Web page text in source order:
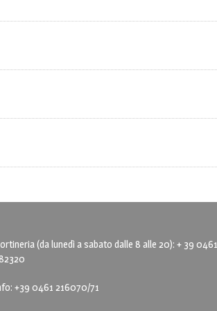
(da lunedì a sabato dalle 8 alle 20): + 39 0461
+39 0461 216070/71